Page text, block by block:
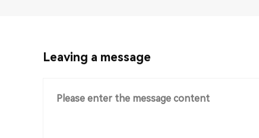
Leaving a message